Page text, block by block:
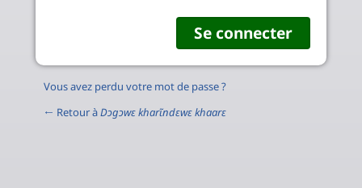
Vous avez perdu votre mot de passe ?
← Retour àDɔgɔwɛ kharɩ̃ndɛwɛ khaarɛ